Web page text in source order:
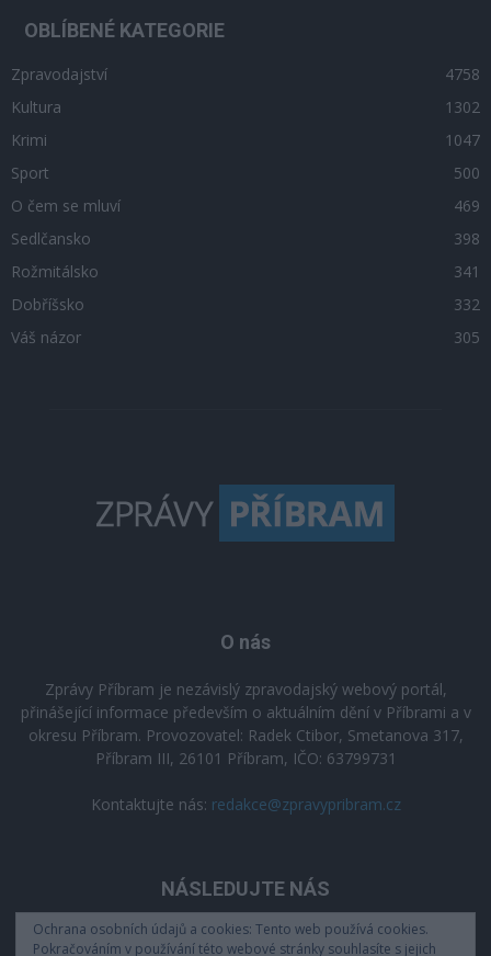
OBLÍBENÉ KATEGORIE
Zpravodajství
4758
Kultura
1302
Krimi
1047
Sport
500
O čem se mluví
469
Sedlčansko
398
Rožmitálsko
341
Dobříšsko
332
Váš názor
305
O nás
Zprávy Příbram je nezávislý zpravodajský webový portál,
přinášející informace především o aktuálním dění v Příbrami a v
okresu Příbram. Provozovatel: Radek Ctibor, Smetanova 317,
Příbram III, 26101 Příbram, IČO: 63799731
Kontaktujte nás: redakce@zpravypribram.cz
NÁSLEDUJTE NÁS
Ochrana osobních údajů a cookies: Tento web používá cookies.
Pokračováním v používání této webové stránky souhlasíte s jejich